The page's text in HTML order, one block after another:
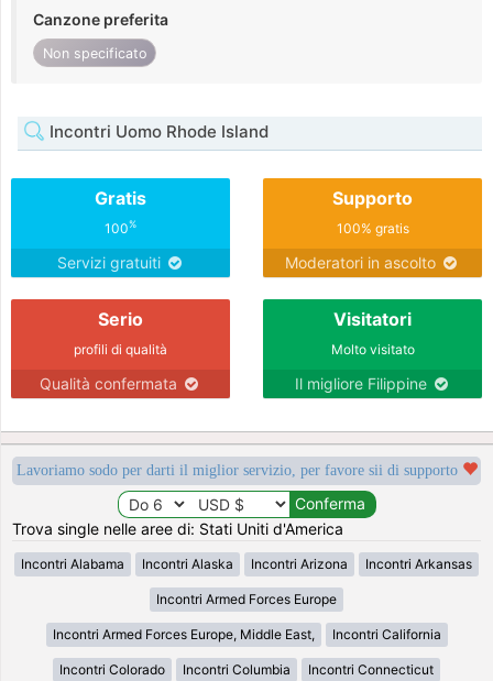
Canzone preferita
Non specificato
Incontri Uomo Rhode Island
Gratis
100%
Servizi gratuiti
Supporto
100% gratis
Moderatori in ascolto
Serio
profili di qualità
Qualità confermata
Visitatori
Molto visitato
Il migliore Filippine
Lavoriamo sodo per darti il miglior servizio, per favore sii di supporto
Trova single nelle aree di: Stati Uniti d'America
Incontri Alabama Incontri Alaska Incontri Arizona Incontri Arkansas
Incontri Armed Forces Europe
Incontri Armed Forces Europe, Middle East, Incontri California
Incontri Colorado Incontri Columbia Incontri Connecticut